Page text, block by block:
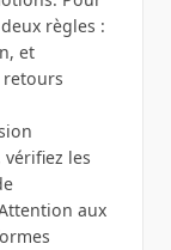
règles :
et
les
aux